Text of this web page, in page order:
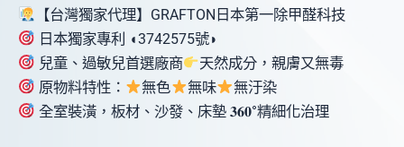
【台灣獨家代理】GRAFTON日本第一除甲醛科技
日本獨家專利 ◖3742575號◗
兒童、過敏兒首選廠商
天然成分，親膚又無毒
原物料特性：
無色 無味
無汙染
全室裝潢，板材、沙發、床墊 𝟑𝟔𝟎°精細化治理󠀠󠀠󠀠󠀠󠀠󠀠󠀠󠀠󠀠󠀠󠀠󠀠󠀠󠀠󠀠󠀠󠀠󠀠󠀠󠀠